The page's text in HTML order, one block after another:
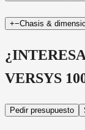
+−Chasis &
VERSYS
Pedir presupuesto